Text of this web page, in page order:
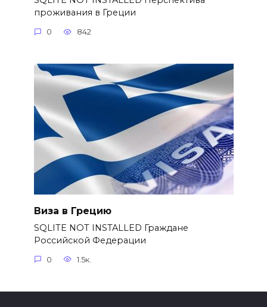
проживания в Греции
0 842
Виза в Грецию
SQLITE NOT INSTALLED Граждане
Российской Федерации
0 1.5к.